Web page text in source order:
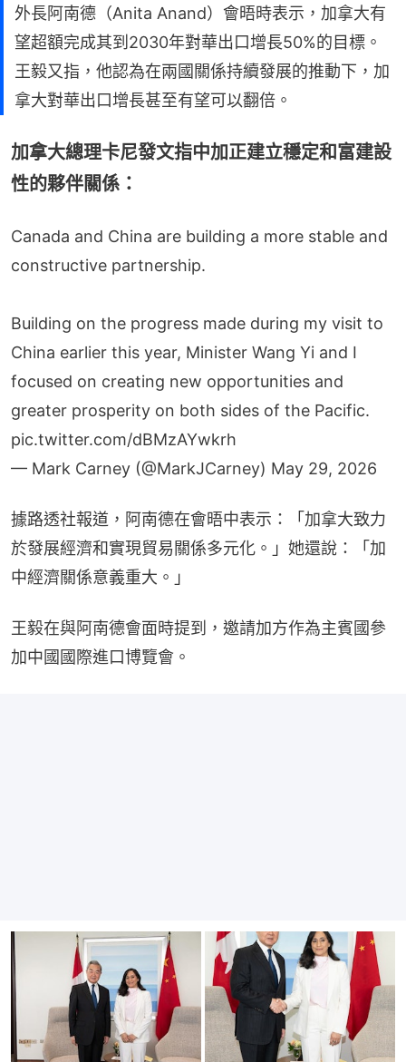
外長阿南德（Anita Anand）會晤時表示，加拿大有
望超額完成其到2030年對華出口增長50%的目標。
王毅又指，他認為在兩國關係持續發展的推動下，加
拿大對華出口增長甚至有望可以翻倍。
加拿大總理卡尼發文指中加正建立穩定和富建設
性的夥伴關係：
Canada and China are building a more stable and
constructive partnership.
Building on the progress made during my visit to
China earlier this year, Minister Wang Yi and I
focused on creating new opportunities and
greater prosperity on both sides of the Pacific.
pic.twitter.com/dBMzAYwkrh
— Mark Carney (@MarkJCarney) May 29, 2026
據路透社報道，阿南德在會晤中表示：「加拿大致力
於發展經濟和實現貿易關係多元化。」她還說：「加
中經濟關係意義重大。」
王毅在與阿南德會面時提到，邀請加方作為主賓國參
加中國國際進口博覽會。